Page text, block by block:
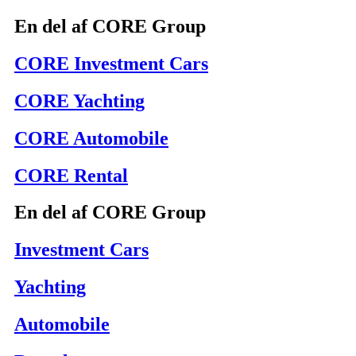
En del af CORE Group
CORE Investment Cars
CORE Yachting
CORE Automobile
CORE Rental
En del af CORE Group
Investment Cars
Yachting
Automobile